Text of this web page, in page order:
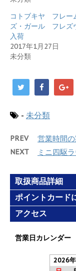
ウ
ィ
ン
ド
で
開
き
)
て
く
だ
さ
(
新
ィ
ウ
)
コトブキヤ フレー
ズ・ガール フレズ
入荷
2017年1月27日
未分類
- 未分類
PREV 営業時間
NEXT ミニ四駆
取扱商品詳細
ポイントカード
アクセス
営業日カレンダー
2026